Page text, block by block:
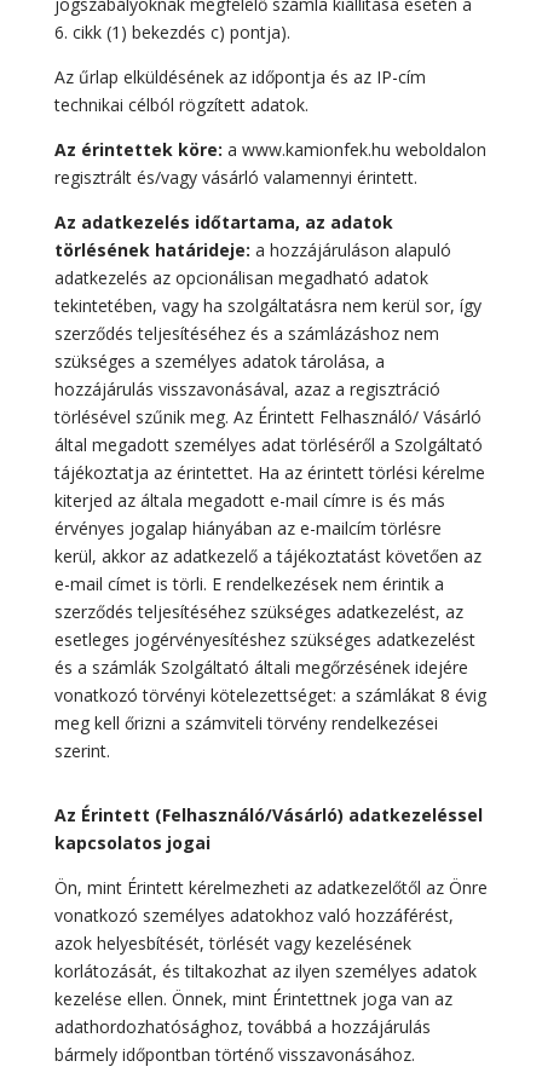
6. cikk (1) bekezdés c) pontja).
Az űrlap elküldésének az időpontja és az IP-cím
technikai célból rögzített adatok.
Az érintettek köre: a www.kamionfek.hu weboldalon
regisztrált és/vagy vásárló valamennyi érintett.
Az adatkezelés időtartama, az adatok
törlésének határideje: a hozzájáruláson alapuló
adatkezelés az opcionálisan megadható adatok
tekintetében, vagy ha szolgáltatásra nem kerül sor, így
szerződés teljesítéséhez és a számlázáshoz nem
szükséges a személyes adatok tárolása, a
hozzájárulás visszavonásával, azaz a regisztráció
törlésével szűnik meg. Az Érintett Felhasználó/ Vásárló
által megadott személyes adat törléséről a Szolgáltató
tájékoztatja az érintettet. Ha az érintett törlési kérelme
kiterjed az általa megadott e-mail címre is és más
érvényes jogalap hiányában az e-mailcím törlésre
kerül, akkor az adatkezelő a tájékoztatást követően az
e-mail címet is törli. E rendelkezések nem érintik a
szerződés teljesítéséhez szükséges adatkezelést, az
esetleges jogérvényesítéshez szükséges adatkezelést
és a számlák Szolgáltató általi megőrzésének idejére
vonatkozó törvényi kötelezettséget: a számlákat 8 évig
meg kell őrizni a számviteli törvény rendelkezései
szerint.
Az Érintett (Felhasználó/Vásárló) adatkezeléssel
kapcsolatos jogai
Ön, mint Érintett kérelmezheti az adatkezelőtől az Önre
vonatkozó személyes adatokhoz való hozzáférést,
azok helyesbítését, törlését vagy kezelésének
korlátozását, és tiltakozhat az ilyen személyes adatok
kezelése ellen. Önnek, mint Érintettnek joga van az
adathordozhatósághoz, továbbá a hozzájárulás
bármely időpontban történő visszavonásához.